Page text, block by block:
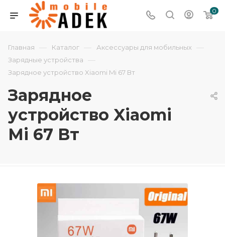
0
Главная — Каталог — Аксессуары для мобильных —
Зарядные устройства —
Зарядное устройство Xiaomi Mi 67 Вт
Зарядное
устройство Xiaomi
Mi 67 Вт